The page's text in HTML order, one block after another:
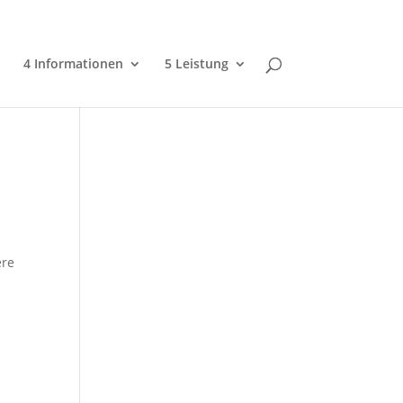
4 Informationen 5 Leistung